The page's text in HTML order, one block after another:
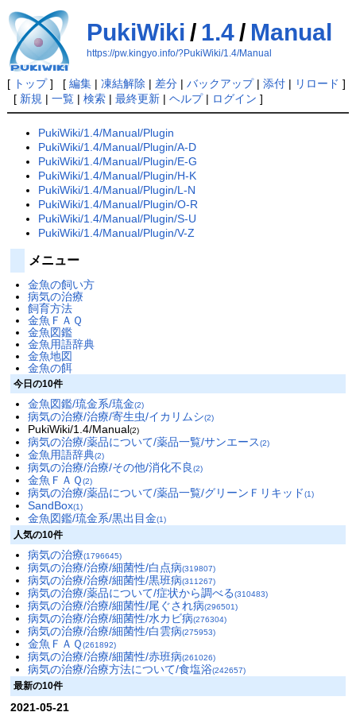
PukiWiki / 1.4/ Manual
https://pw.kingyo.info/?PukiWiki/1.4/Manual
[ トップ] [ 編集| 凍結解除 | 差分| バックアップ| 添付| リロード ]
[ 新規 | 一覧| 検索| 最終更新| ヘルプ| ログイン ]
PukiWiki/1.4/Manual/Plugin
PukiWiki/1.4/Manual/Plugin/A-D
PukiWiki/1.4/Manual/Plugin/E-G
PukiWiki/1.4/Manual/Plugin/H-K
PukiWiki/1.4/Manual/Plugin/L-N
PukiWiki/1.4/Manual/Plugin/O-R
PukiWiki/1.4/Manual/Plugin/S-U
PukiWiki/1.4/Manual/Plugin/V-Z
メニュー
金魚の飼い方
病気の治療
飼育方法
金魚ＦＡＱ
金魚図鑑
金魚用語辞典
金魚地図
金魚の餌
今日の10件
金魚図鑑/琉金系/琉金(2)
病気の治療/治療/寄生虫/イカリムシ(2)
PukiWiki/1.4/Manual(2)
病気の治療/薬品について/薬品一覧/サンエース(2)
金魚用語辞典(2)
病気の治療/治療/その他/消化不良(2)
金魚ＦＡＱ(2)
病気の治療/薬品について/薬品一覧/グリーンＦリキッド(1)
SandBox(1)
金魚図鑑/琉金系/黒出目金(1)
人気の10件
病気の治療(1796645)
病気の治療/治療/細菌性/白点病(319807)
病気の治療/治療/細菌性/黒班病(311267)
病気の治療/薬品について/症状から調べる(310483)
病気の治療/治療/細菌性/尾ぐされ病(296501)
病気の治療/治療/細菌性/水カビ病(276304)
病気の治療/治療/細菌性/白雲病(275953)
金魚ＦＡＱ(261892)
病気の治療/治療/細菌性/赤班病(261026)
病気の治療/治療方法について/食塩浴(242657)
最新の10件
2021-05-21